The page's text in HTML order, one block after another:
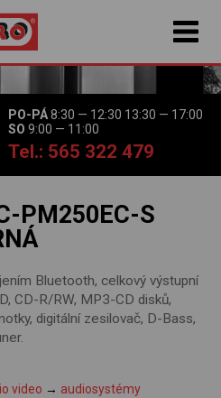
PO-PÁ8:30 — 12:30 13:30 — 17:00
SO 9:00 — 11:00
Tel.: 565 322 479
PM250EC-S
Bluetooth, celkový výstupní
CD-R/RW, MP3-CD disků,
digitální zesilovač, D-Bass,
video → audiosystémy